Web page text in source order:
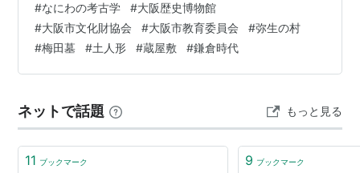
通・信仰 第3章 梅田墓に葬られた人々 第4章 城下町の生
業と蔵屋敷 特設コーナー 発掘調査成果から見た鎌倉時代
の大阪 以上の5章に分けられていて、大半は出土した土
器・陶磁器と瓦などの欠片の展示ですが、土人形（人
さと造形の面…
#なにわの考古学 #大阪歴史博物館
#大阪市文化財協会 #大阪市教育委員会 #弥生の村
#梅田墓 #土人形 #蔵屋敷 #鎌倉時代
ネットで話題 もっと見る
11 ブックマーク 9 ブックマーク